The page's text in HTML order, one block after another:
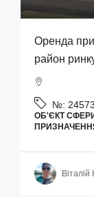
Оренда
район
№: 24573
ОБ'ЄКТ
Віталій